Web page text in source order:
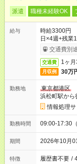
派遣 職種未経験OK
給与
時給3300円
日×4週+残業
交通費別
交通費 1ヶ
月収例 30万
勤務地
東京都港区
浜松町駅から
情報処理
勤務時間 09:00-17:30
期間 2026年10月
特徴 履歴書不要 /